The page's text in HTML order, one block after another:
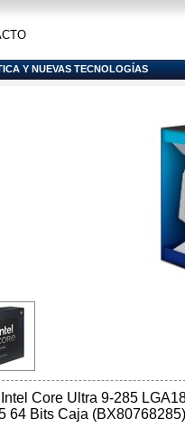
Y NUEVAS TECNOLOGÍAS
Core Ultra 9-285
64 Bits Caja (BX80768285)